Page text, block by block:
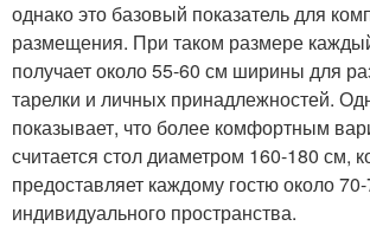
однако это базовый показатель для
размещения. При таком размере
получает около 55-60 см ширины для
тарелки и личных принадлежностей.
показывает, что более комфортным
считается стол диаметром 160-180 см,
предоставляет каждому гостю около
индивидуального пространства.